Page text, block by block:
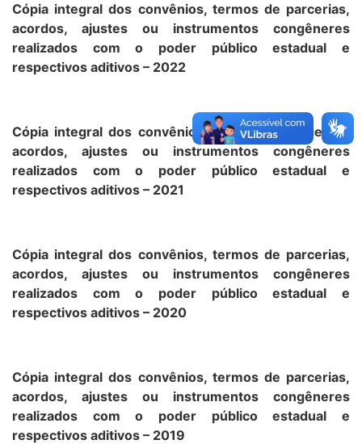
Cópia integral dos convênios, termos de parcerias,
acordos, ajustes ou instrumentos congêneres
realizados com o poder público estadual e
respectivos aditivos – 2022
Cópia integral dos convênios, termos de parcerias,
acordos, ajustes ou instrumentos congêneres
realizados com o poder público estadual e
respectivos aditivos – 2021
Cópia integral dos convênios, termos de parcerias,
acordos, ajustes ou instrumentos congêneres
realizados com o poder público estadual e
respectivos aditivos – 2020
Cópia integral dos convênios, termos de parcerias,
acordos, ajustes ou instrumentos congêneres
realizados com o poder público estadual e
respectivos aditivos – 2019